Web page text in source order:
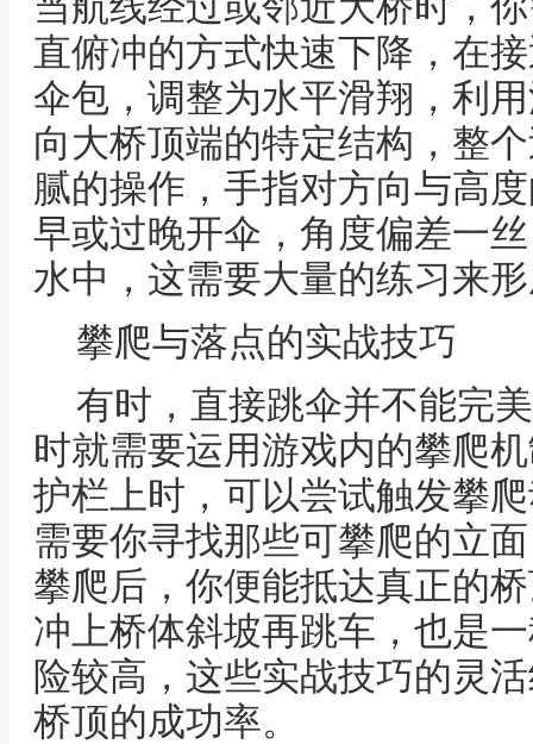
直俯冲的方式快速下降，在
伞包，调整为水平滑翔，利
向大桥顶端的特定结构，整
腻的操作，手指对方向与高
早或过晚开伞，角度偏差一
水中，这需要大量的练习来
攀爬与落点的实战技巧
有时，直接跳伞并不能完
时就需要运用游戏内的攀爬
护栏上时，可以尝试触发攀
需要你寻找那些可攀爬的立
攀爬后，你便能抵达真正的
冲上桥体斜坡再跳车，也是
险较高，这些实战技巧的灵
桥顶的成功率。